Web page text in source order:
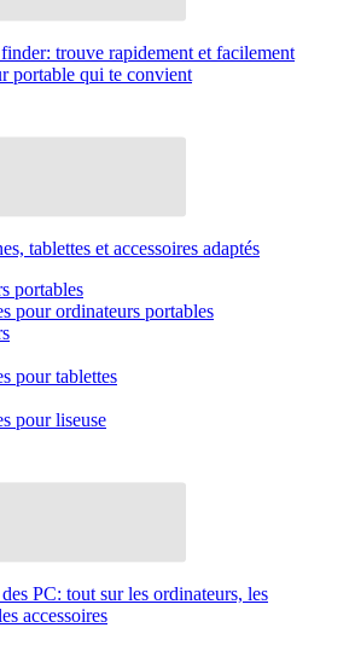
trouve rapidement et facilement
portable qui te convient
tablettes et accessoires adaptés
portables
pour ordinateurs portables
pour tablettes
pour liseuse
PC: tout sur les ordinateurs, les
accessoires